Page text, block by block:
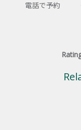
電話で予約